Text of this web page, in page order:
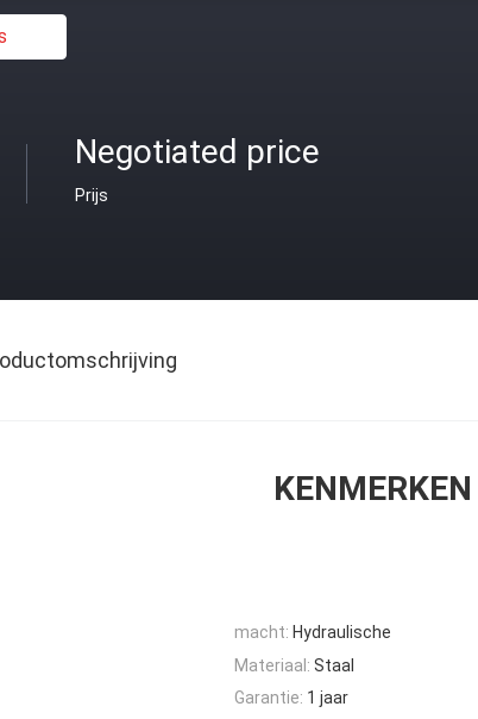
Negotiated price
Prijs
KENMERKEN
macht: Hydraulische
Materiaal: Staal
Garantie: 1 jaar